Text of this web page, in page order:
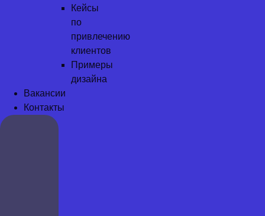
Кейсы
по
привлечению
клиентов
Примеры
дизайна
Вакансии
Контакты